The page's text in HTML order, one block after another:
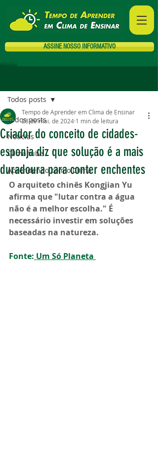
ASSINE NOSSO INFORMATIVO
Todos posts
Notícias
Clima tube
Aprendendo com o Clima
Todos posts
Criador do conceito de cidades-
esponja diz que solução é a mais
duradoura para conter enchentes
Tempo de Aprender em Clima de Ensinar
28 de mai. de 2024 1 min de leitura
O arquiteto chinês Kongjian Yu
afirma que "lutar contra a água
não é a melhor escolha." É
necessário investir em soluções
baseadas na natureza.
Fonte: Um Só Planeta